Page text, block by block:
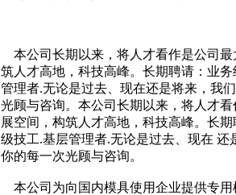
本公司长期以来，将人才看作是公司
筑人才高地，科技高峰。长期聘请：业
管理者.无论是过去、现在还是将来，我
光顾与咨询。本公司长期以来，将人才
展空间，构筑人才高地，科技高峰。长
级技工.基层管理者.无论是过去、现在
你的每一次光顾与咨询。
本公司为向国内模具使用企业提供专